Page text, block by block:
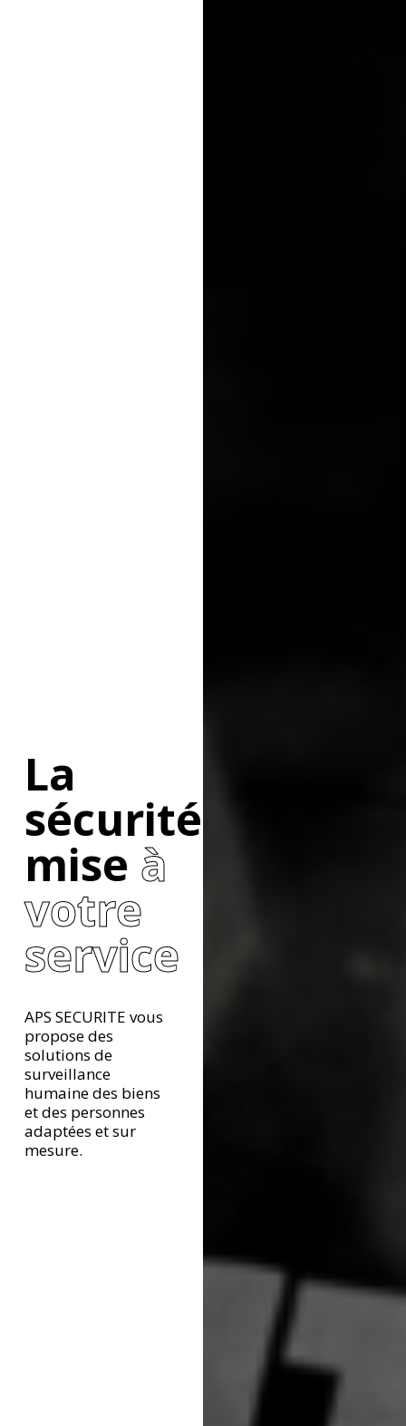
La
sécurité
mise à
votre
service
APS SECURITE vous
propose des
solutions de
surveillance
humaine des biens
et des personnes
adaptées et sur
mesure.